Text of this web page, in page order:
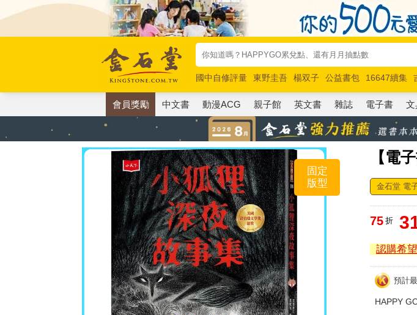
國中自修評量 東野圭吾 楊双子 公益書包 16647續集
唯紅花綻放
奧德賽 路邊攤新作 馬斯克 玩具總動員5
會員獎勵 中文書 動漫ACG 親子館 英文書 雜誌 電子書 文
【電
固定
版型
金石堂 電
75 折
認購希
預計
HAPPY